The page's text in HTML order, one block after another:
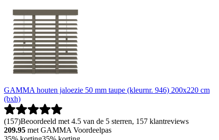
GAMMA houten jaloezie 50 mm taupe (kleurnr. 946) 200x220 cm
(bxh)
(157)Beoordeeld met 4.5 van de 5 sterren, 157 klantreviews
209.95 met GAMMA Voordeelpas